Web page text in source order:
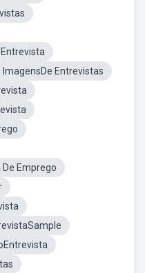
ImagensDe Entrevistas
Emprego